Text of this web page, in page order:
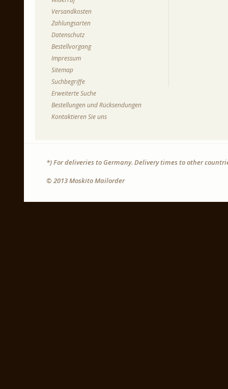
Versandkosten
Zahlungsarten
Datenschutz
Bestellvorgang
Impressum
Sitemap
Suchbegriffe
Erweiterte Suche
Bestellungen und Rücksendungen
Kontaktieren Sie uns
*) For deliveries to Germany. Delivery times to other
© 2013 Moskito Mailorder